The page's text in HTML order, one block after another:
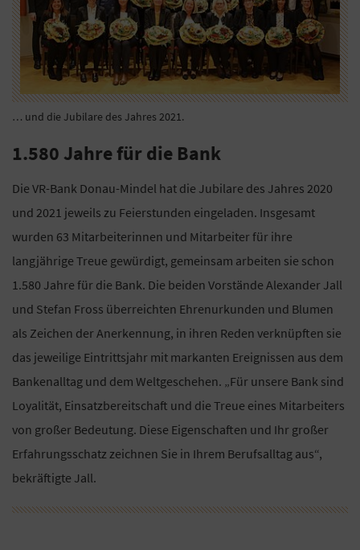
… und die Jubilare des Jahres 2021.
1.580 Jahre für die Bank
Die VR-Bank Donau-Mindel hat die Jubilare des Jahres 2020
und 2021 jeweils zu Feierstunden eingeladen. Insgesamt
wurden 63 Mitarbeiterinnen und Mitarbeiter für ihre
langjährige Treue gewürdigt, gemeinsam arbeiten sie schon
1.580 Jahre für die Bank. Die beiden Vorstände Alexander Jall
und Stefan Fross überreichten Ehrenurkunden und Blumen
als Zeichen der Anerkennung, in ihren Reden verknüpften sie
das jeweilige Eintrittsjahr mit markanten Ereignissen aus dem
Bankenalltag und dem Weltgeschehen. „Für unsere Bank sind
Loyalität, Einsatzbereitschaft und die Treue eines Mitarbeiters
von großer Bedeutung. Diese Eigenschaften und Ihr großer
Erfahrungsschatz zeichnen Sie in Ihrem Berufsalltag aus“,
bekräftigte Jall.